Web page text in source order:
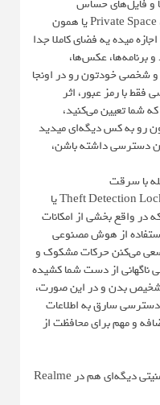
یکی از مهم‌ترین قابلیت‌های امنیتی جدید، Private Space یا همون
میده یه فضای کاملا جدا
برنامه‌ها، عکس‌ها،
شخصی خودتون رو در اونجا
با رمز عبور، اثر
شما تعیین می‌کنید،
رو به کس دیگه‌ای میدید
دسترسی داشته باشن،
یه قابلیت امنیتی جالب و کاربردی دیگه، Theft Detection Lock یا
واقع بخشی از امکانات
میاد، با استفاده از هوش مصنوعی
می‌کنن حرکات مشکوک و
ناگهانی از دست شما کشیده
بدن و در این صورت،
سارق به اطلاعات
و مهم برای محافظت از
علاوه بر این دو قابلیت اصلی، بهبودهای امنیتی دیگه‌ای هم در Realme